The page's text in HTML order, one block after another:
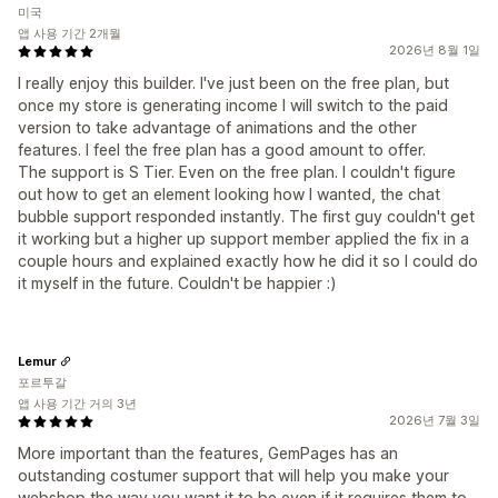
2026년 8월 1일
I really enjoy this builder. I've just been on the free plan, but
once my store is generating income I will switch to the paid
version to take advantage of animations and the other
features. I feel the free plan has a good amount to offer.
The support is S Tier. Even on the free plan. I couldn't figure
out how to get an element looking how I wanted, the chat
bubble support responded instantly. The first guy couldn't get
it working but a higher up support member applied the fix in a
couple hours and explained exactly how he did it so I could do
it myself in the future. Couldn't be happier :)
미국
앱 사용 기간 2개월
2026년 7월 3일
More important than the features, GemPages has an
outstanding costumer support that will help you make your
Lemur
포르투갈
앱 사용 기간 거의 3년